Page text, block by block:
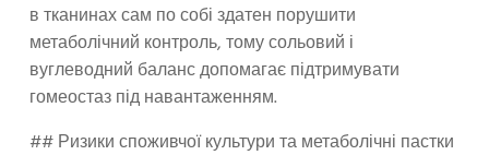
в тканинах сам по собі здатен порушити
метаболічний контроль, тому сольовий і
вуглеводний баланс допомагає підтримувати
гомеостаз під навантаженням.
## Ризики споживчої культури та метаболічні пастки